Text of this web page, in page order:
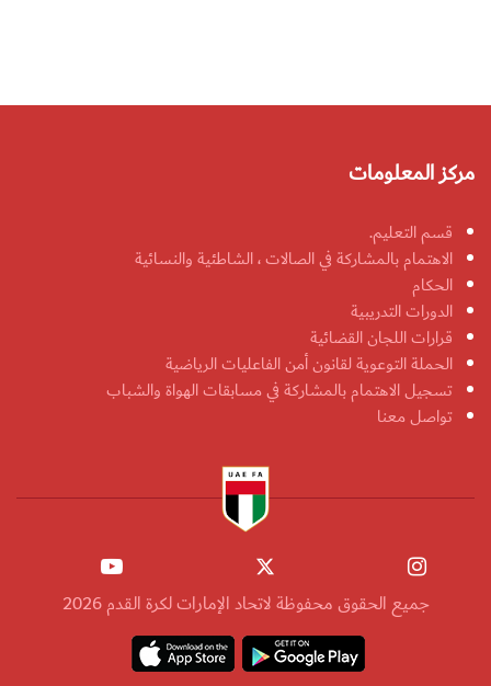
مركز المعلومات
قسم التعليم.
الاهتمام بالمشاركة في الصالات ، الشاطئية والنسائية
الحكام
الدورات التدريبية
قرارات اللجان القضائية
الحملة التوعوية لقانون أمن الفاعليات الرياضية
تسجيل الاهتمام بالمشاركة في مسابقات الهواة والشباب
تواصل معنا
جميع الحقوق محفوظة لاتحاد الإمارات لكرة القدم 2026